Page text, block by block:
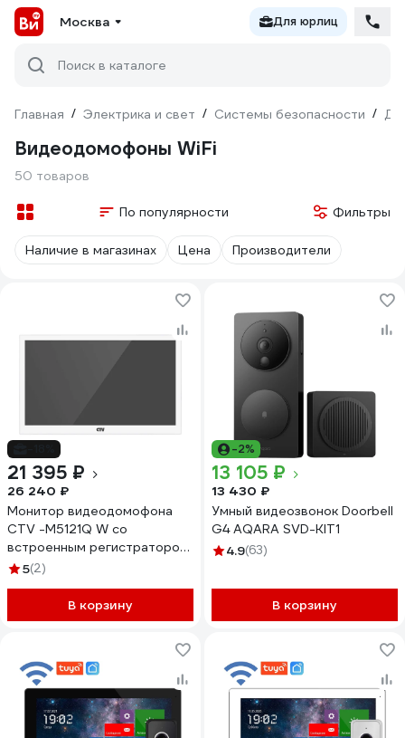
Москва Для юрлиц
Поиск в каталоге
Главная / Электрика и свет / Системы безопасности /
Видеодомофоны WiFi
50 товаров
По популярности Фильтры
Наличие в магазинах Цена Производители
21 395 ₽
26 240 ₽
Монитор видеодомофона
CTV -M5121Q W со
встроенным регистратором
и режимом квадратора,
человека, одновременная
запись по 4 каналам,
5(2)
В корзину
-2%
13 105 ₽
13 430 ₽
Умный видеозвонок Doorbell
G4 AQARA SVD-KIT1
4.9(63)
В корзину